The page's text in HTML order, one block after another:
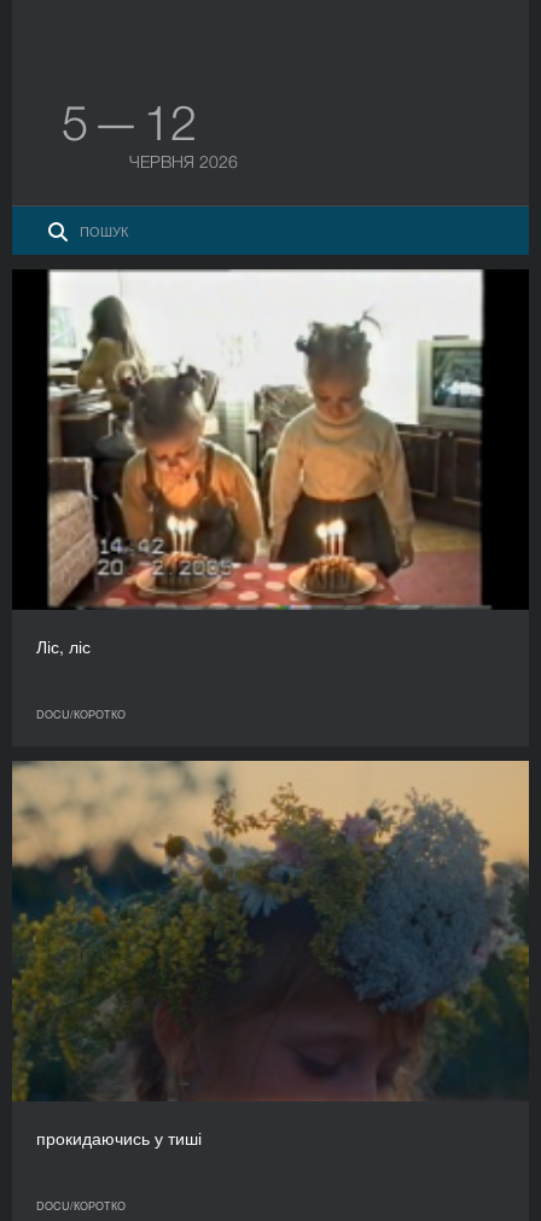
5 — 12
ЧЕРВНЯ 2026
Ліс, ліс
DOCU/КОРОТКО
прокидаючись у тиші
DOCU/КОРОТКО